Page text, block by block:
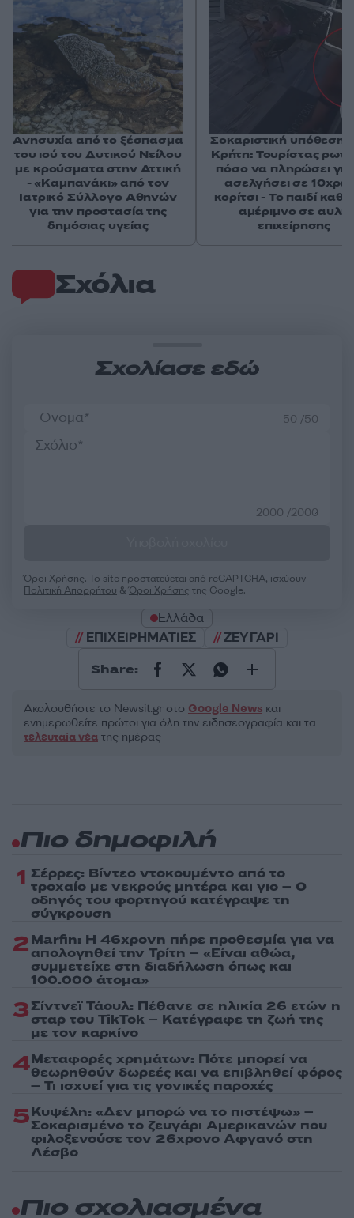
Σχόλια
Σχολίασε εδώ
50 /50
2000 /2000
Όροι Χρήσης. Το site προστατεύεται από reCAPTCHA, ισχύουν
Πολιτική Απορρήτου &Όροι Χρήσης της Google.
Ελλάδα
ΕΠΙΧΕΙΡΗΜΑΤΙΕΣ
ΖΕΥΓΑΡΙ
Share:
Ακολουθήστε το Νewsit.gr στο Google News και
ενημερωθείτε πρώτοι για όλη την ειδησεογραφία και τα
τελευταία νέα της ημέρας
Ανησυχία από το ξέσπασμα
του ιού του Δυτικού Νείλου
με κρούσματα στην Αττική
- «Καμπανάκι» από τον
Ιατρικό Σύλλογο Αθηνών
για την προστασία της
δημόσιας υγείας
Σοκαριστική υπόθεση
Κρήτη: Τουρίστας
πόσο να πληρώσει
ασελγήσει σε
κορίτσι - Το παιδί
αμέριμνο σε αυλή
επιχείρησης
Πιο δημοφιλή
1 Σέρρες: Βίντεο ντοκουμέντο από το
τροχαίο με νεκρούς μητέρα και γιο – Ο
οδηγός του φορτηγού κατέγραψε τη
σύγκρουση
2Marfin: Η 46χρονη πήρε προθεσμία για να
απολογηθεί την Τρίτη – «Είναι αθώα,
συμμετείχε στη διαδήλωση όπως και
100.000 άτομα»
3Σίντνεϊ Τάουλ: Πέθανε σε ηλικία 26 ετών η
σταρ του TikTok – Kατέγραφε τη ζωή της
με τον καρκίνο
4Μεταφορές χρημάτων: Πότε μπορεί να
θεωρηθούν δωρεές και να επιβληθεί φόρος
– Τι ισχυεί για τις γονικές παροχές
5Κυψέλη: «Δεν μπορώ να το πιστέψω» –
Σοκαρισμένο το ζευγάρι Αμερικανών που
φιλοξενούσε τον 26χρονο Αφγανό στη
Λέσβο
Πιο σχολιασμένα